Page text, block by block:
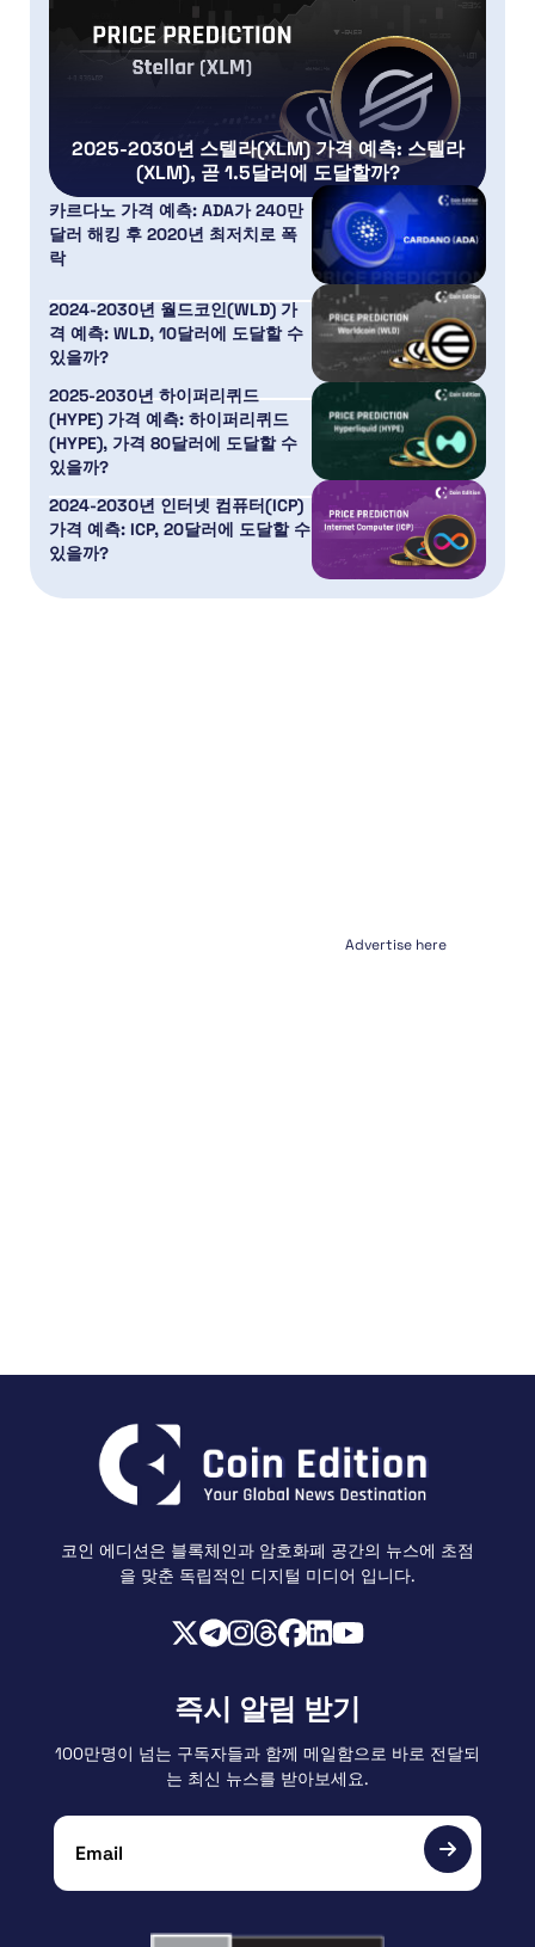
2025-2030년 스텔라(XLM) 가격 예측: 스텔라
(XLM), 곧 1.5달러에 도달할까?
카르다노 가격 예측: ADA가 240만
달러 해킹 후 2020년 최저치로 폭
락
2024-2030년 월드코인(WLD) 가
격 예측: WLD, 10달러에 도달할 수
있을까?
2025-2030년 하이퍼리퀴드
(HYPE) 가격 예측: 하이퍼리퀴드
(HYPE), 가격 80달러에 도달할 수
있을까?
2024-2030년 인터넷 컴퓨터(ICP)
가격 예측: ICP, 20달러에 도달할 수
있을까?
Advertise here
코인 에디션은 블록체인과 암호화폐 공간의 뉴스에 초점
을 맞춘 독립적인 디지털 미디어 입니다.
즉시 알림 받기
100만명이 넘는 구독자들과 함께 메일함으로 바로 전달되
는 최신 뉴스를 받아보세요.